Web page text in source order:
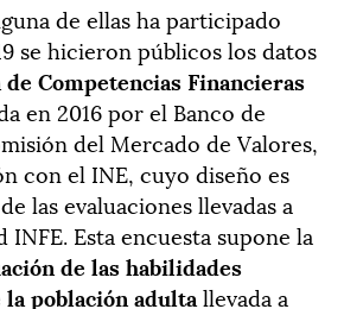
de ellas ha participado
se hicieron públicos los datos
de Competencias Financieras
en 2016 por el Banco de
del Mercado de Valores,
con el INE, cuyo diseño es
las evaluaciones llevadas a
INFE. Esta encuesta supone la
de las habilidades
población adulta llevada a